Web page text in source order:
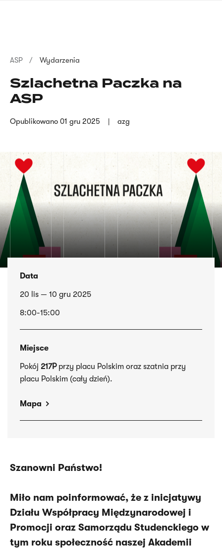
Ścieżka
nawigacyjna
ASP Wydarzenia
Szlachetna Paczka na
ASP
Opublikowano 01 gru 2025 azg
Data
20 lis — 10 gru 2025
8:00-15:00
Miejsce
Pokój 217Pprzy placu Polskim oraz szatnia przy
placu Polskim (cały dzień).
Mapa
Szanowni Państwo!
Miło nam poinformować, że z inicjatywy
Działu Współpracy Międzynarodowej i
Promocji oraz Samorządu Studenckiego w
tym roku społeczność naszej Akademii